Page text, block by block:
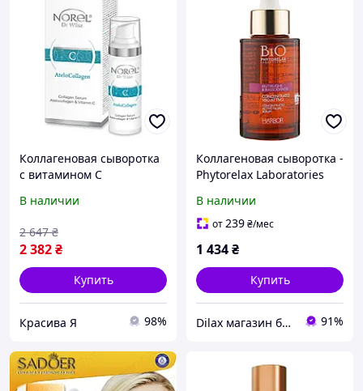
Коллагеновая сыворотка
с витамином C
Serum Atelocollagen &
В наличии
2 382₴
2 647 ₴
Купить
Красива Я 98%
Коллагеновая сыворотка -
Phytorelax Laboratories
Facial Serum 30ml
(819633-2)
В наличии
от239₴/мес
1 434₴
Купить
Dilax магазин брендовых детских игрушек и товаров для родителей. 91%